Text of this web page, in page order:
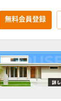
無料会員登録